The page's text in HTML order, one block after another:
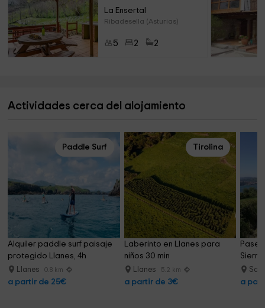
La Ensertal
Ribadesella (Asturias)
5 2 2
Actividades cerca del alojamiento
Paddle Surf
Alquiler paddle surf paisaje
protegido Llanes, 4h
Llanes 0.8 km
a partir de 25€
Tirolina
Laberinto en Llanes para
niños 30 min
Llanes 5.2 km
a partir de 3€
Sierra
a